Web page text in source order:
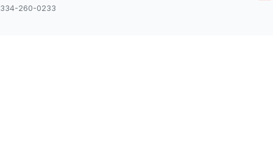
334-260-0233